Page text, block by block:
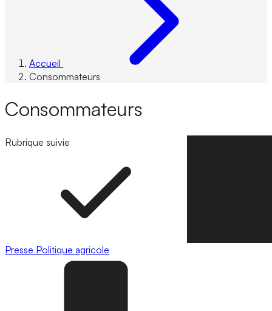
Accueil
Consommateurs
Consommateurs
Rubrique suivie
Presse Politique agricole